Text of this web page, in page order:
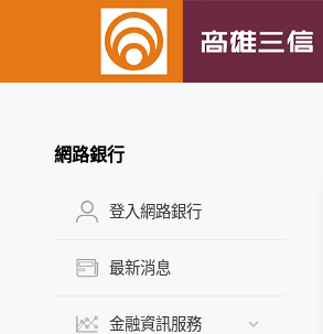
網路銀行
登入網路銀行
最新消息
金融資訊服務